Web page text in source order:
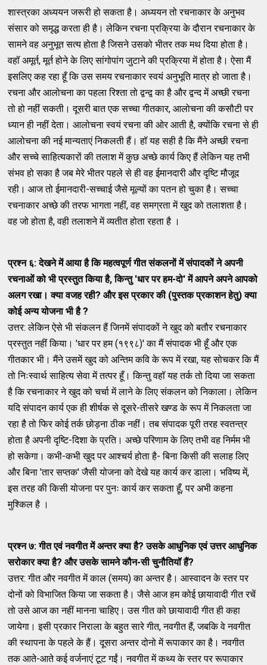
शास्त्रका अध्ययन जरूरी हो सकता है। अध्ययन तो रचनाकार के अनुभव
संसार को समृद्ध करता ही है। लेकिन रचना प्रक्रिया के दौरान रचनाकार के
सामने वह अनुभूत सत्य होता है जिसने उसको भीतर तक मथ दिया होता है।
वहॉ अमूर्त, मूर्त होने के लिए सांगोपांग जुटाने की प्रक्रिया में होता है। ऐसा मैं
इसलिए कह रहा हूँ कि उस समय रचनाकार स्वयं अनुभूति मात्र हो जाता है।
रचना और आलोचना का पहला रिश्ता तो द्वन्द्व का है और द्वन्द में अच्छी रचना
तो हो नहीं सकती। दूसरी बात एक सच्चा गीतकार, आलोचना की कसौटी पर
ध्यान ही नहीं देता। आलोचना स्वयं रचना की ओर आती है, क्योंकि रचना से ही
आलोचना की नई मान्यताएं निकलती हैं। हॉ यह सही है कि मैंने अच्छी रचना
और सच्चे साहित्यकारों की तलाश में कुछ अच्छे कार्य किए हैं लेकिन यह तभी
संभव हो सका है जब मेरे भीतर पहले से ही वह ईमानदारी और दृष्टि मौजूद
रही। आज तो ईमानदारी-सच्चाई जैसे मूल्यों का पतन हो चुका है। सच्चा
रचनाकार अच्छे की तरफ भागता नहीं, वह समग्रता में खुद को तलाशता है।
वह जो होता है, वही तलाशने में व्यतीत होता रहता है ।
प्रश्न ६: देखने में आया है कि महत्वपूर्ण गीत संकलनों में संपादकों ने अपनी
रचनाओं को भी प्रस्तुत किया है,किन्तु 'धार पर हम-दो'में आपने अपने आपको
अलग रखा। क्या वजह रही?और इस प्रकार की (पुस्तक प्रकाशन हेतु) क्या
कोई अन्य योजना भी है?
उत्तर: लेकिन ऐसे भी संकलन हैं जिनमें संपादकों ने खुद को बतौर रचनाकार
प्रस्तुत नहीं किया। 'धार पर हम (१९९८)' का मैं संपादक भी हूँ और एक
गीतकार भी। मैंने उसमें खुद को अन्तिम कवि के रूप में रखा, यह सोचकर कि मैं
तो निःस्वार्थ साहित्य सेवा में तत्पर हूँ। किन्तु वहॉ यह तर्क तो दिया जा सकता
है कि रचनाकार ने खुद को चर्चा में लाने के लिए संकलन को निकाला। लेकिन
यदि संपादन कार्य एक ही शीर्षक से दूसरे-तीसरे खण्ड के रूप में निकलता जा
रहा है तो फिर कोई तर्क छोड़ना ठीक नहीं। तब संपादक पूरी तरह स्वतन्त्र
होता है अपनी दृष्टि-दिशा के प्रति। अच्छे परिणाम के लिए तभी वह निर्मम भी
हो सकेगा। कभी-कभी खुद पर आश्चर्य होता है- बिना किसी की सलाह लिए
और बिना 'तार सप्तक' जैसी योजना को देखे यह कार्य कर डाला। भविष्य में,
इस तरह की किसी योजना पर पुनः कार्य कर सकता हूँ, पर अभी कहना
मुश्किल है ।
प्रश्न ७: गीत एवं नवगीत में अन्तर क्या है?उसके आधुनिक एवं उत्तर आधुनिक
सरोकार क्या है?और उसके सामने कौन-सी चुनौतियॉ हैं?
उत्तर: गीत और नवगीत में काल (समय) का अन्तर है। आस्वादन के स्तर पर
दोनों को विभाजित किया जा सकता है। जैसे आज हम कोई छायावादी गीत रचें
तो उसे आज का नहीं मानना चाहिए। उस गीत को छायावादी गीत ही कहा
जायेगा। इसी प्रकार निराला के बहुत सारे गीत, नवगीत हैं, जबकि वे नवगीत
की स्थापना के पहले के हैं। दूसरा अन्तर दोनो में रूपाकार का है। नवगीत
तक आते-आते कई वर्जनाएं टूट गईं। नवगीत में कथ्य के स्तर पर रूपाकार